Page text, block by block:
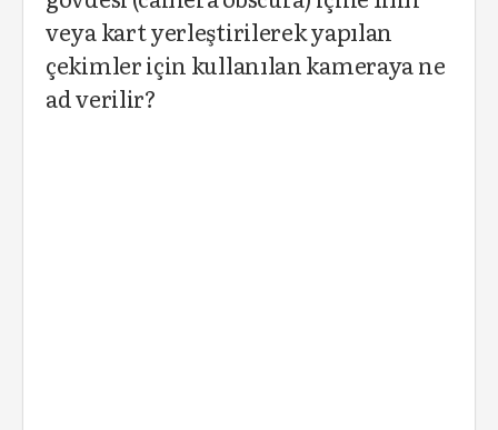
veya kart yerleştirilerek yapılan
çekimler için kullanılan kameraya ne
ad verilir?